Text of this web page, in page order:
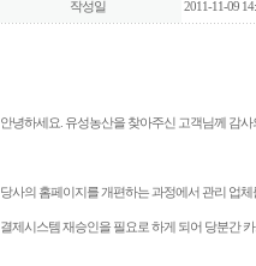
작성일 2011-11-09
안녕하세요. 유성농산을 찾아주신 고객님께 감
당사의 홈페이지를 개편하는 과정에서 관리 업
결제시스템 재승인을 필요로 하게 되어 당분간